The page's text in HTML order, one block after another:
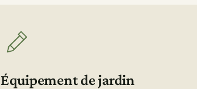
Équipement de jardin